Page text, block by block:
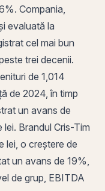
Compania,
evaluată la
cel mai bun
trei decenii.
de 1,014
de 2024, în timp
un avans de
Brandul Cris-Tim
lei, o creștere de
un avans de 19%,
de grup, EBITDA